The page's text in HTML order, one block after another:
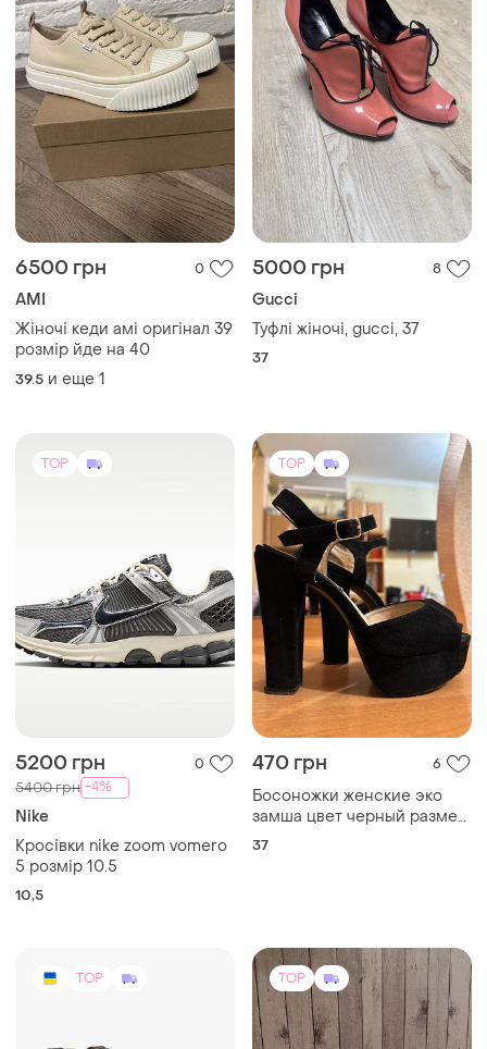
6500 грн 0
AMI
Жіночі кеди амі оригінал 39
розмір йде на 40
39.5 и еще 1
5000 грн 8
Gucci
Туфлі жіночі, gucci, 37
37
TOP
5200 грн 0
5400 грн -4%
Nike
Кросівки nike zoom vomero
5 розмір 10.5
10,5
TOP
470 грн 6
Босоножки женские эко
замша цвет черный размер
37
37
TOP TOP